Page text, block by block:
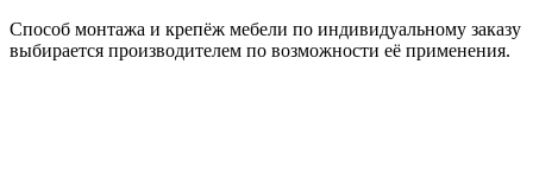
Способ монтажа и крепёж мебели по индивидуальному заказу
выбирается производителем по возможности её применения.